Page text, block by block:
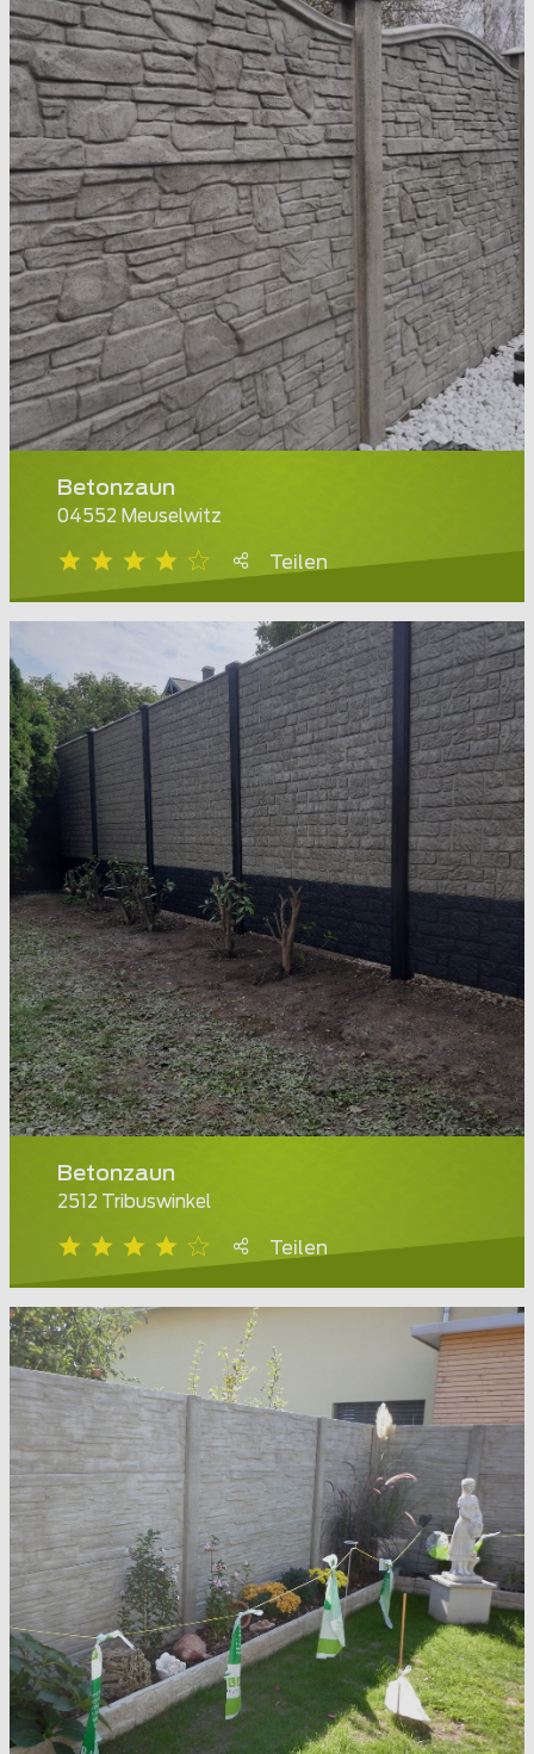
Betonzaun
04552 Meuselwitz
Teilen
Betonzaun
2512 Tribuswinkel
Teilen